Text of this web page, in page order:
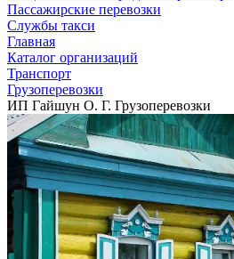
Пассажирские перевозки
Службы такси
Главная
Каталог организаций
Транспорт
Грузоперевозки
ИП Гайшун О. Г. Грузоперевозки